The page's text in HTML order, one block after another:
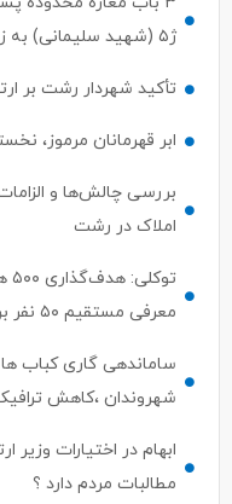
ژ۵ (شهید سلیمانی) به زودی افتتاح می‌شود
تأکید شهردار رشت بر
ابر قهرمانان مرموز،
بررسی چالش‌ها و
املاک در رشت
معرفی مستقیم ۵۰ نفر برتر به بازار کار
ساماندهی گاری کباب
شهروندان ،کاهش
ابهام در اختیارات
مطالبات مردم دارد ؟